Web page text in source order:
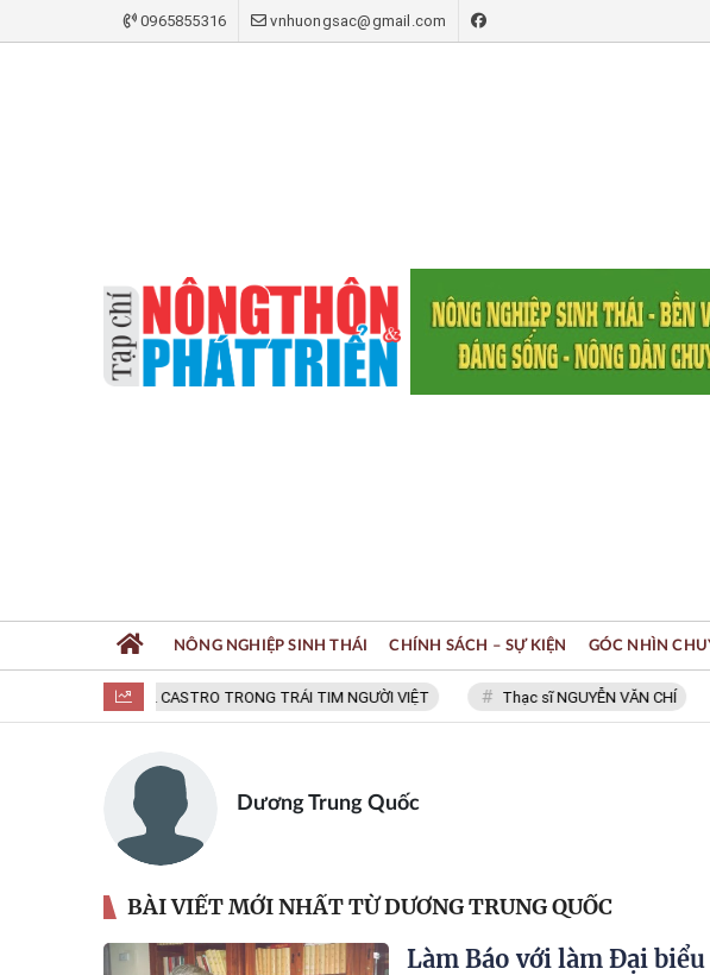
0965855316 vnhuongsac@gmail.com
FIDEL CASTRO TRONG TRÁI TIM NGƯỜI VIỆT Thạc sĩ NGUYỄN VĂN CHÍ
NÔNG NGHIỆP SINH THÁI CHÍNH SÁCH – SỰ KIỆN GÓC NHÌN
Dương Trung Quốc
BÀI VIẾT MỚI NHẤT TỪ DƯƠNG TRUNG QUỐC
Làm Báo với làm Đại